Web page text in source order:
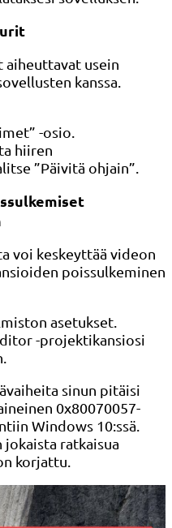
aiheuttavat usein
kanssa.
-osio.
hiiren
”Päivitä ohjain”.
voi keskeyttää videon
poissulkeminen
asetukset.
-projektikansiosi
sinun pitäisi
0x80070057-
Windows 10:ssä.
ratkaisua
korjattu.